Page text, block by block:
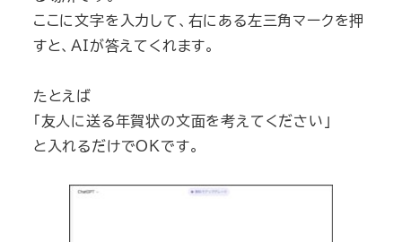
ここに文字を入力して、右にある左三角マークを押
すと、AIが答えてくれます。
たとえば
「友人に送る年賀状の文面を考えてください」
と入れるだけでOKです。